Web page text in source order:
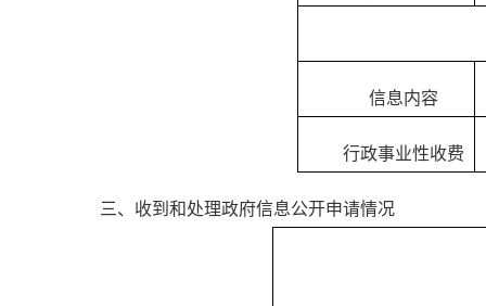
信息内容
行政事业性收费
三、收到和处理政府信息公开申请情况